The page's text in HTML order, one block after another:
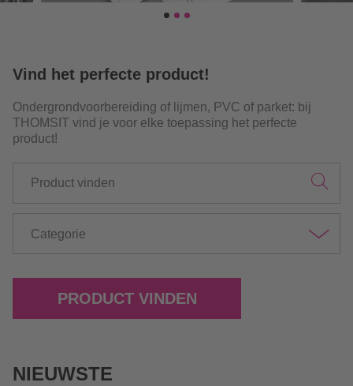
Vind het perfecte product!
Ondergrondvoorbereiding of lijmen, PVC of parket: bij
THOMSIT vind je voor elke toepassing het perfecte
product!
Categorie
PRODUCT VINDEN
NIEUWSTE